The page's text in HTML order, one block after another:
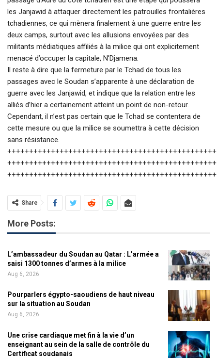
les Janjawid à attaquer directement les patrouilles frontalières
tchadiennes, ce qui mènera finalement à une guerre entre les
deux camps, surtout avec les allusions envoyées par des
militants médiatiques affiliés à la milice qui ont explicitement
menacé d’occuper la capitale, N’Djamena.
Il reste à dire que la fermeture par le Tchad de tous les
passages avec le Soudan s’apparente à une déclaration de
guerre avec les Janjawid, et indique que la relation entre les
alliés d’hier a certainement atteint un point de non-retour.
Cependant, il n’est pas certain que le Tchad se contentera de
cette mesure ou que la milice se soumettra à cette décision
sans résistance.
Share
More Posts:
L’ambassadeur du Soudan au Qatar : L’armée a
saisi 1300 tonnes d’armes à la milice
Aug 6, 2026
Pourparlers égypto-saoudiens de haut niveau
sur la situation au Soudan
Aug 6, 2026
Une crise cardiaque met fin à la vie d’un
enseignant au sein de la salle de contrôle du
Certificat soudanais